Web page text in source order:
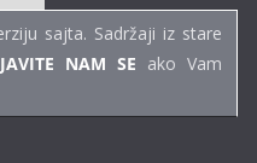
sajta. Sadržaji iz stare
JAVITE NAM SE ako Vam